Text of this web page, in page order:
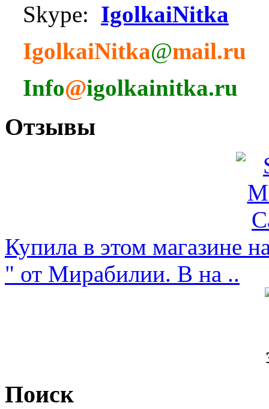
Skype: IgolkaiNitka
IgolkaiNitka@mail.ru
Info@igolkainitka.ru
Отзывы
Купила в этом магазине
" от Мирабилии. В на ..
Поиск